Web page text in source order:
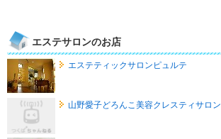
エステサロンのお店
エステティックサロンピュルテ
山野愛子どろんこ美容クレスティサロン